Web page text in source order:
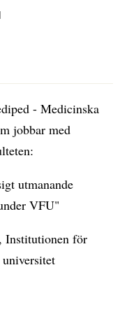
- Medicinska
jobbar med
utmanande
VFU"
Institutionen för